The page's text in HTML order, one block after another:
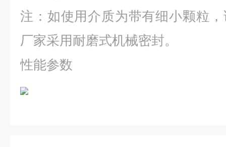
注：如使用介质为带有细小颗粒
厂家采用耐磨式机械密封。
性能参数